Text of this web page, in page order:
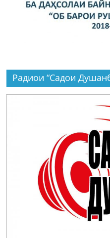
Радиои “Садои